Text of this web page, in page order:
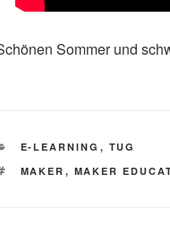
Sommer und
KATEGORIEN
E-LEARNING , TUG
SCHLAGWÖRTER
MAKER , MAKER